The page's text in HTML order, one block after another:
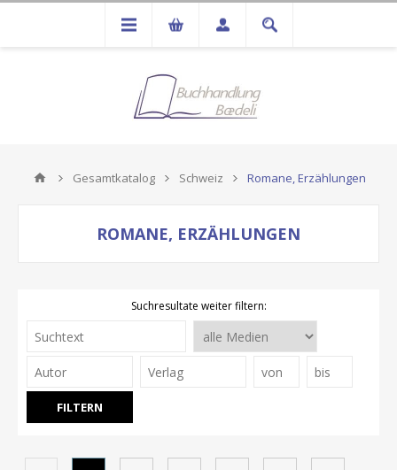
Gesamtkatalog Schweiz Romane, Erzählungen
ROMANE, ERZÄHLUNGEN
Suchresultate weiter filtern: